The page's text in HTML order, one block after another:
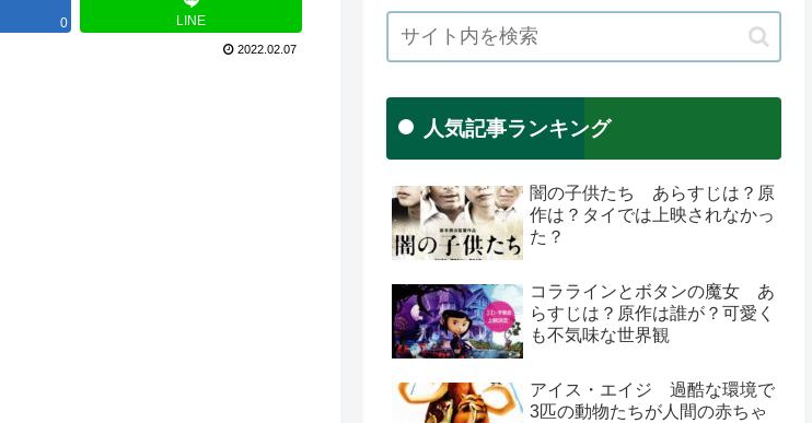
0 LINE
2022.02.07
人気記事ランキング
闇の子供たち あらすじは？原
作は？タイでは上映されなかっ
た？
コララインとボタンの魔女 あ
らすじは？原作は誰が？可愛く
も不気味な世界観
アイス・エイジ 過酷な環境で
3匹の動物たちが人間の赤ちゃ